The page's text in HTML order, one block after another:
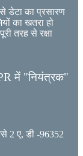
डेटा का प्रसारण
का खतरा हो
तरह से रक्षा
में "नियंत्रक"
2 ए, डी -96352